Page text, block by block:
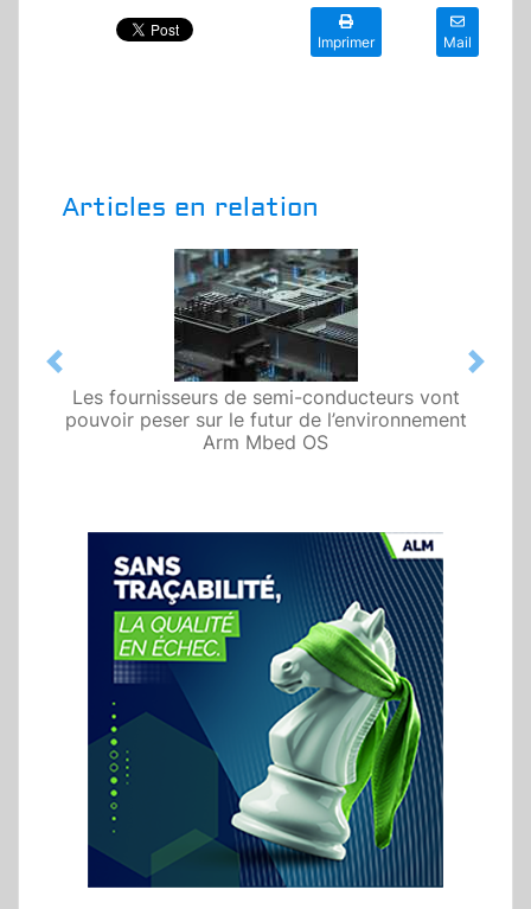
Imprimer Mail
Articles en relation
Les fournisseurs de semi-conducteurs vont
pouvoir peser sur le futur de l’environnement
Arm Mbed OS
Previous Next